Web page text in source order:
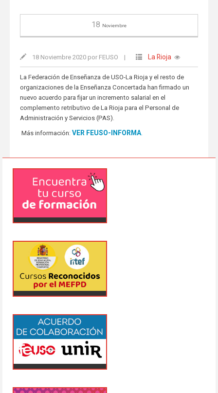
18 Noviembre
18 Noviembre 2020 por FEUSO | La Rioja
La Federación de Enseñanza de USO-La Rioja y el resto de
organizaciones de la Enseñanza Concertada han firmado un
nuevo acuerdo para fijar un incremento salarial en el
complemento retributivo de La Rioja para el Personal de
Administración y Servicios (PAS).
Más información: VER FEUSO-INFORMA.